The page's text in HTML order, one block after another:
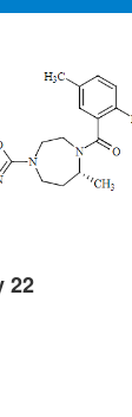
22